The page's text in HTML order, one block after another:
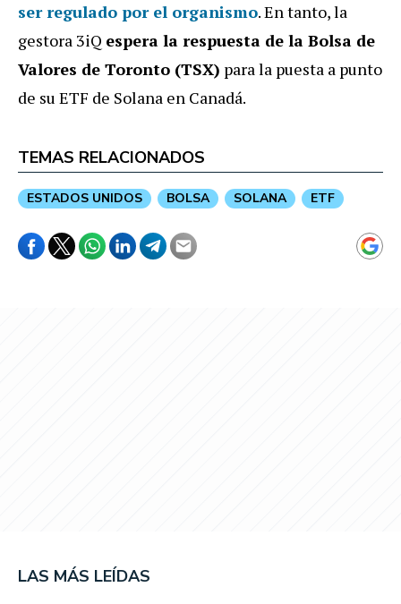
ser regulado por el organismo. En tanto, la
gestora 3iQ espera la respuesta de la Bolsa de
Valores de Toronto (TSX) para la puesta a punto
de su ETF de Solana en Canadá.
TEMAS RELACIONADOS
ESTADOS UNIDOS BOLSA SOLANA ETF
LAS MÁS LEÍDAS